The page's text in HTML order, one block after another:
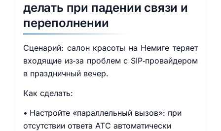
делать при падении связи и
переполнении
Сценарий: салон красоты на Немиге теряет
входящие из‑за проблем с SIP‑провайдером
в праздничный вечер.
Как сделать:
Настройте «параллельный вызов»: при
отсутствии ответа АТС автоматически